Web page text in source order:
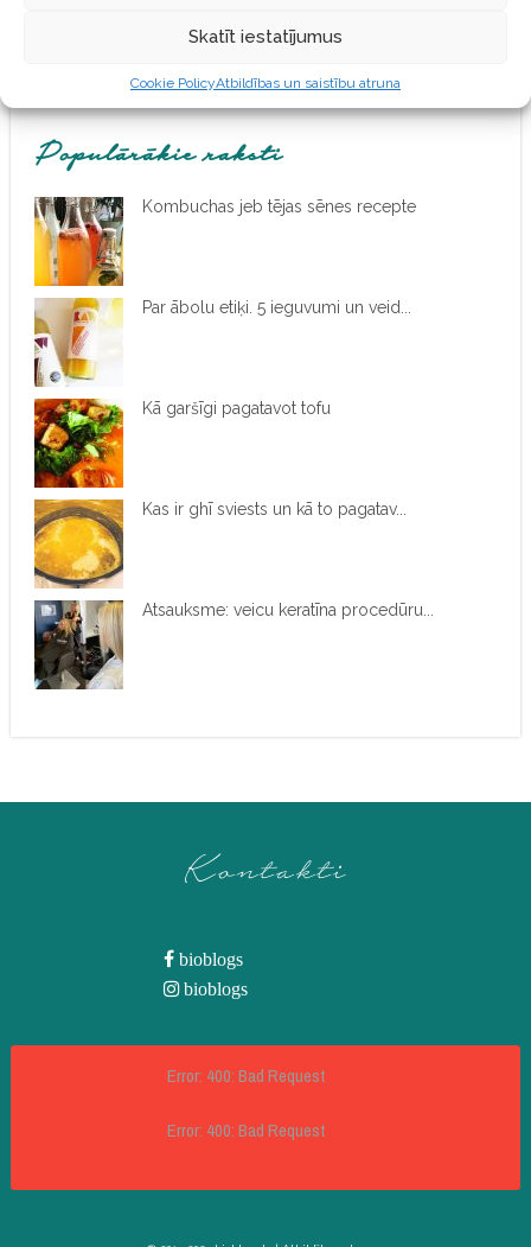
Skatīt iestatījumus
Cookie PolicyAtbildības un saistību atruna
Populārākie raksti
Kombuchas jeb tējas sēnes recepte
Par ābolu etiķi. 5 ieguvumi un veid...
Kā garšīgi pagatavot tofu
Kas ir ghī sviests un kā to pagatav...
Atsauksme: veicu keratīna procedūru...
Kontakti
bioblogs
bioblogs
Error: 400: Bad Request
Error: 400: Bad Request